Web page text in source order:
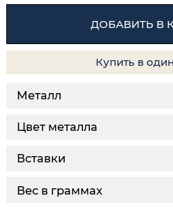
ДОБАВИТЬ В
Купить в
Металл
Цвет металла
Вставки
Вес в граммах